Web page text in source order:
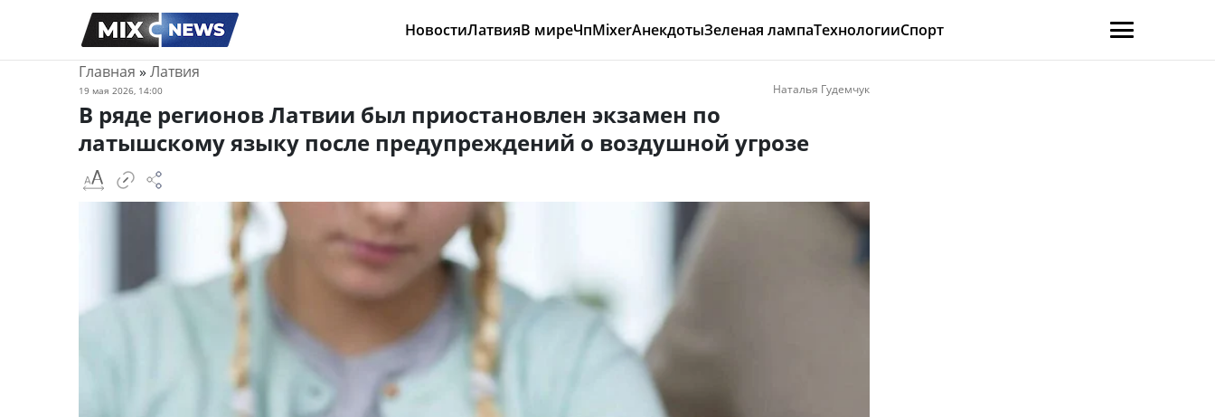
НовостиЛатвияВ миреЧпMixerАнекдотыЗеленая лампаТехнологииСпорт
Главная » Латвия
19 мая 2026, 14:00 Наталья Гудемчук
В ряде регионов Латвии был приостановлен экзамен по
латышскому языку после предупреждений о воздушной угрозе